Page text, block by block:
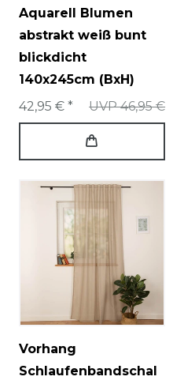
Aquarell Blumen
abstrakt weiß bunt
blickdicht
140x245cm (BxH)
UVP 46,95 €
42,95 € *
Vorhang
Schlaufenbandschal